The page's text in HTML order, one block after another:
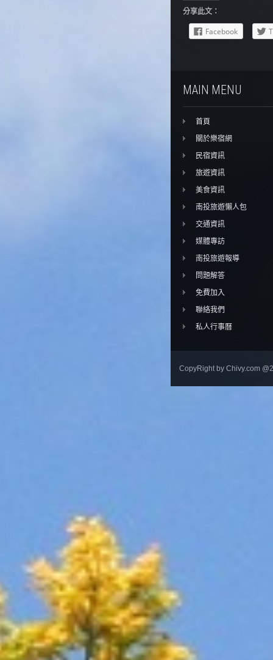
分享此文：
Facebook
MAIN MENU
首頁
關於樂宿網
民宿資訊
旅遊資訊
美食資訊
南投旅遊懶人包
交通資訊
媒體專訪
南投旅遊報導
問題解答
免費加入
聯絡我們
私人行事曆
CopyRight by Chivy.com